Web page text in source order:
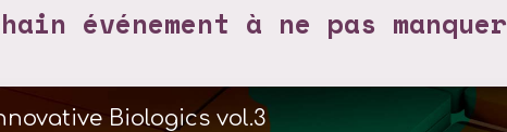
événement à ne pas manquer
Biologics vol.3